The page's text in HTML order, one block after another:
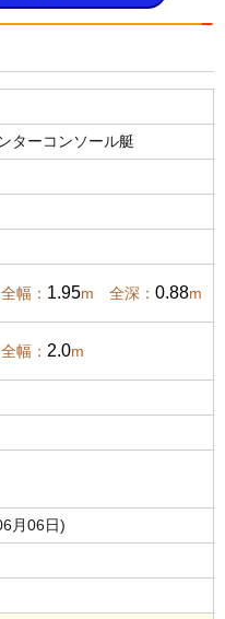
ターコンソール艇
幅： 1.95m 全深： 0.88m
幅： 2.0m
月06日)